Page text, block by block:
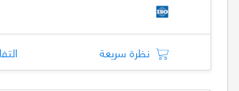
نظرة سريعة